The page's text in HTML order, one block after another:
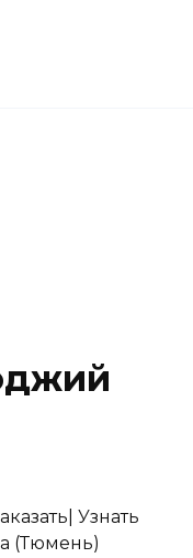
Узнать
(Тюмень)